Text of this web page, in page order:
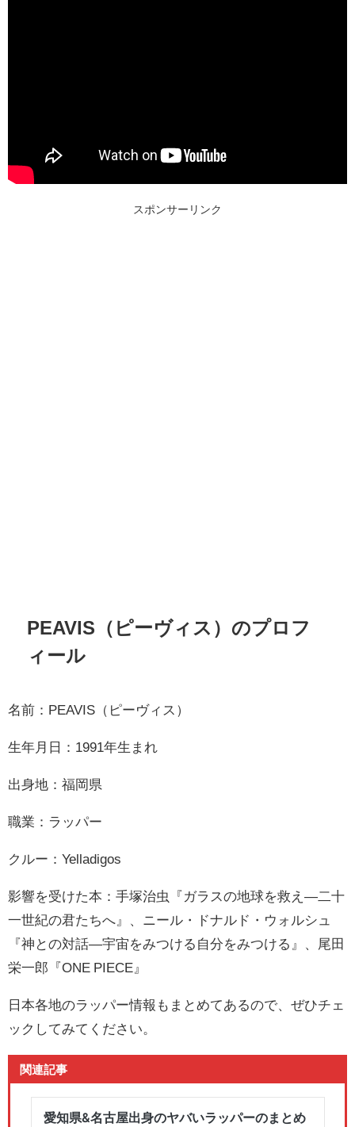
スポンサーリンク
PEAVIS（ピーヴィス）のプロフ
ィール
名前：PEAVIS（ピーヴィス）
生年月日：1991年生まれ
出身地：福岡県
職業：ラッパー
クルー：Yelladigos
影響を受けた本：手塚治虫『ガラスの地球を救え―二十
一世紀の君たちへ』、ニール・ドナルド・ウォルシュ
『神との対話―宇宙をみつける自分をみつける』、尾田
栄一郎『ONE PIECE』
日本各地のラッパー情報もまとめてあるので、ぜひチェ
ックしてみてください。
関連記事